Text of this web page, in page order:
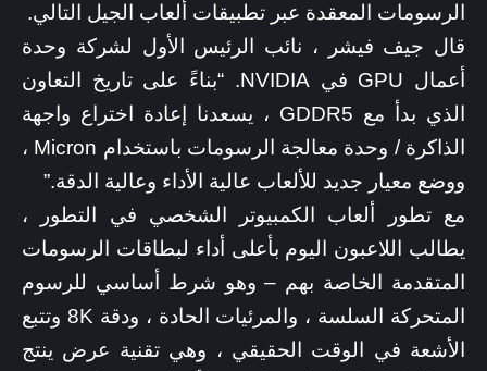
الرسومات المعقدة عبر تطبيقات ألعاب الجيل التالي.
قال جيف فيشر ، نائب الرئيس الأول لشركة وحدة
أعمال GPU في NVIDIA. “بناءً على تاريخ التعاون
الذي بدأ مع GDDR5 ، يسعدنا إعادة اختراع واجهة
الذاكرة / وحدة معالجة الرسومات باستخدام Micron ،
ووضع معيار جديد للألعاب عالية الأداء وعالية الدقة.”
مع تطور ألعاب الكمبيوتر الشخصي في التطور ،
يطالب اللاعبون اليوم بأعلى أداء لبطاقات الرسومات
المتقدمة الخاصة بهم – وهو شرط أساسي للرسوم
المتحركة السلسة ، والمرئيات الحادة ، ودقة 8K وتتبع
الأشعة في الوقت الحقيقي ، وهي تقنية عرض ينتج